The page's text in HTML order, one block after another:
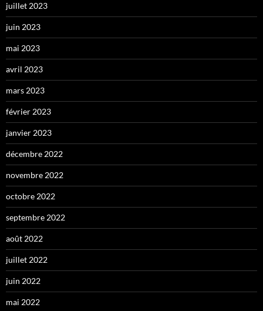
juillet 2023
juin 2023
mai 2023
avril 2023
mars 2023
février 2023
janvier 2023
décembre 2022
novembre 2022
octobre 2022
septembre 2022
août 2022
juillet 2022
juin 2022
mai 2022